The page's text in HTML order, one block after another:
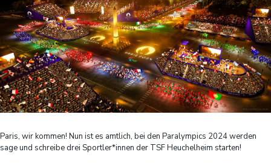
Paris, wir kommen! Nun ist es amtlich, bei den Paralympics 2024 werden
sage und schreibe drei Sportler*innen der TSF Heuchelheim starten!